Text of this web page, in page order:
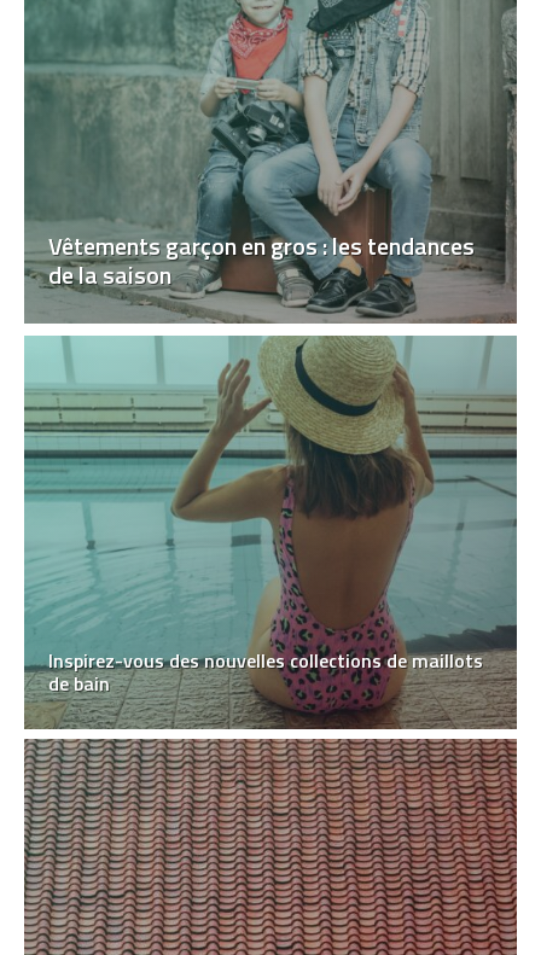
Vêtements garçon en gros : les tendances
de la saison
Inspirez-vous des nouvelles collections de maillots
de bain